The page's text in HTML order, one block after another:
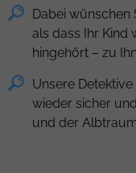
Dabei wünschen
als dass Ihr Kind
hingehört – zu
Unsere
wieder sicher
und der